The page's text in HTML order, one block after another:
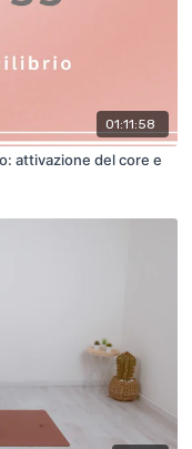
01:11:58
attivazione del core e